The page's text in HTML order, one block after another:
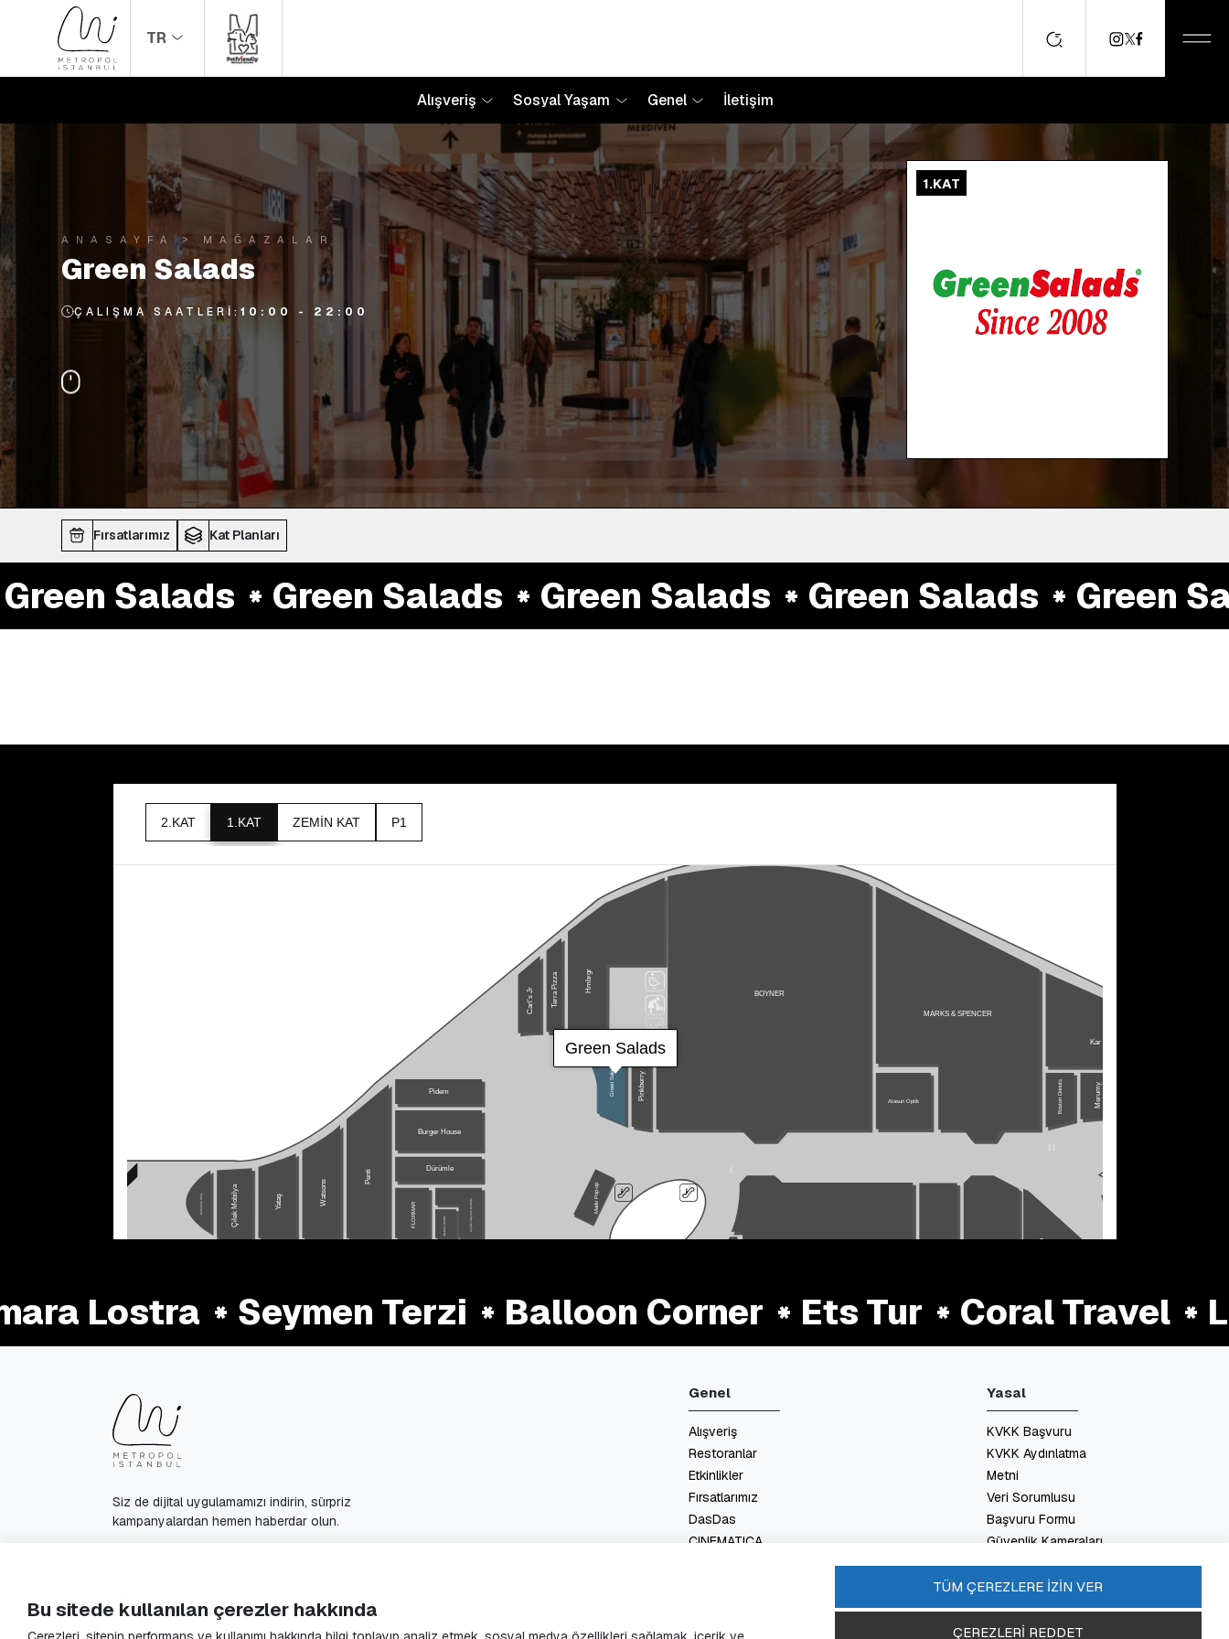
TR
Alışveriş Sosyal Yaşam Genel İletişim
ANASAYFA MAĞAZALAR
Green Salads
ÇALIŞMA SAATLERI: 10:00 - 22:00
1.KAT
Fırsatlarımız Kat Planları
Salads Green Salads Green Salads Green Salads Green
Lostra Seymen Terzi Balloon Corner Ets Tur Coral Travel
Siz de dijital uygulamamızı indirin, sürpriz
kampanyalardan hemen haberdar olun.
Genel
Alışveriş
Restoranlar
Etkinlikler
Fırsatlarımız
DasDas
CINEMATICA
Yasal
KVKK Başvuru
KVKK Aydınlatma
Metni
Veri Sorumlusu
Başvuru Formu
Güvenlik Kameraları
Aydınlatma Metni
Enerji Politikası
SSS
Bu sitede kullanılan çerezler hakkında
TÜM ÇEREZLERE İZİN VER
ÇEREZLERİ REDDET